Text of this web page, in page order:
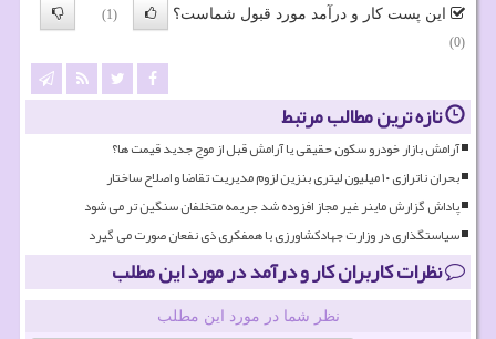
این پست کار و درآمد مورد قبول شماست؟
(1)
(0)
تازه ترین مطالب مرتبط
آرامش بازار خودرو سکون حقیقی یا آرامش قبل از موج جدید قیمت ها؟
بحران ناترازی ۱۰ میلیون لیتری بنزین لزوم مدیریت تقاضا و اصلاح ساختار
پاداش گزارش ماینر غیر مجاز افزوده شد جریمه متخلفان سنگین تر می شود
سیاستگذاری در وزارت جهادکشاورزی با همفکری ذی نفعان صورت می گیرد
نظرات کاربران کار و درآمد در مورد این مطلب
نظر شما در مورد این مطلب